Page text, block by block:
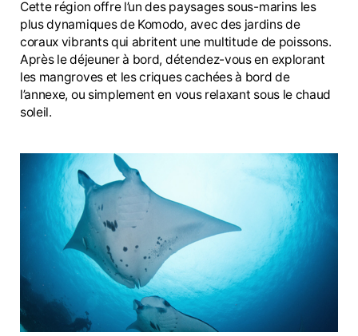
Cette région offre l’un des paysages sous-marins les
plus dynamiques de Komodo, avec des jardins de
coraux vibrants qui abritent une multitude de poissons.
Après le déjeuner à bord, détendez-vous en explorant
les mangroves et les criques cachées à bord de
l’annexe, ou simplement en vous relaxant sous le chaud
soleil.